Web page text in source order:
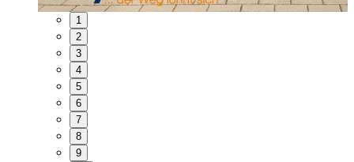
1
2
3
4
5
6
7
8
9